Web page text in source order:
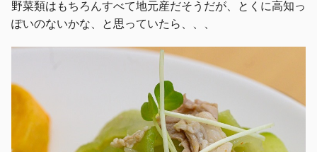
野菜類はもちろんすべて地元産だそうだが、とくに高知っ
ぽいのないかな、と思っていたら、、、